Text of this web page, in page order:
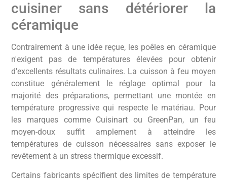
cuisiner sans détériorer la
céramique
Contrairement à une idée reçue, les poêles en céramique
n'exigent pas de températures élevées pour obtenir
d'excellents résultats culinaires. La cuisson à feu moyen
constitue généralement le réglage optimal pour la
majorité des préparations, permettant une montée en
température progressive qui respecte le matériau. Pour
les marques comme Cuisinart ou GreenPan, un feu
moyen-doux suffit amplement à atteindre les
températures de cuisson nécessaires sans exposer le
revêtement à un stress thermique excessif.
Certains fabricants spécifient des limites de température